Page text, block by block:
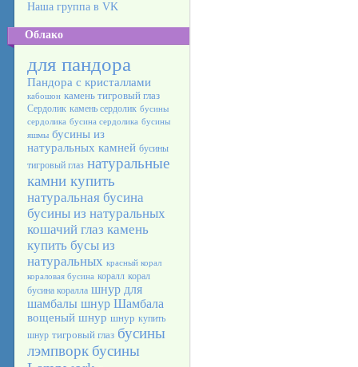
Наша группа в VK
Облако
для пандора
Пандора с кристаллами
кабошон камень тигровый глаз
Сердолик камень сердолик бусины
сердолика бусина сердолика бусины
яшмы бусины из
натуральных камней бусины
тигровый глаз натуральные
камни купить
натуральная бусина
бусины из натуральных
кошачий глаз камень
купить бусы из
натуральных красный корал
кораловая бусина коралл корал
бусина коралла шнур для
шамбалы шнур Шамбала
вощеный шнур шнур купить
шнур тигровый глаз бусины
лэмпворк бусины